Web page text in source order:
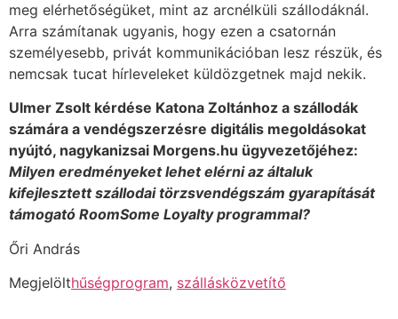
meg elérhetőségüket, mint az arcnélküli szállodáknál.
Arra számítanak ugyanis, hogy ezen a csatornán
személyesebb, privát kommunikációban lesz részük, és
nemcsak tucat hírleveleket küldözgetnek majd nekik.
Ulmer Zsolt kérdése Katona Zoltánhoz a szállodák
számára a vendégszerzésre digitális megoldásokat
nyújtó, nagykanizsai Morgens.hu ügyvezetőjéhez:
Milyen eredményeket lehet elérni az általuk
kifejlesztett szállodai törzs­vendégszám gyarapítását
támogató RoomSome Loyalty programmal?
Őri András
Megjelölthűségprogram, szállásközvetítő